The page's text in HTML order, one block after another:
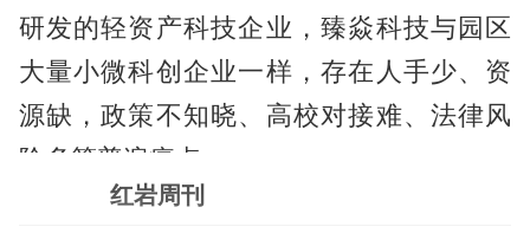
研发的轻资产科技企业，臻焱科技与园区
大量小微科创企业一样，存在人手少、资
源缺，政策不知晓、高校对接难、法律风
险多等普遍痛点。
红岩周刊